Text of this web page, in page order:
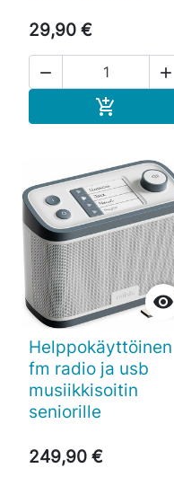
29,90 €
 


Helppokäyttöinen
fm radio ja usb
musiikkisoitin
seniorille
249,90 €